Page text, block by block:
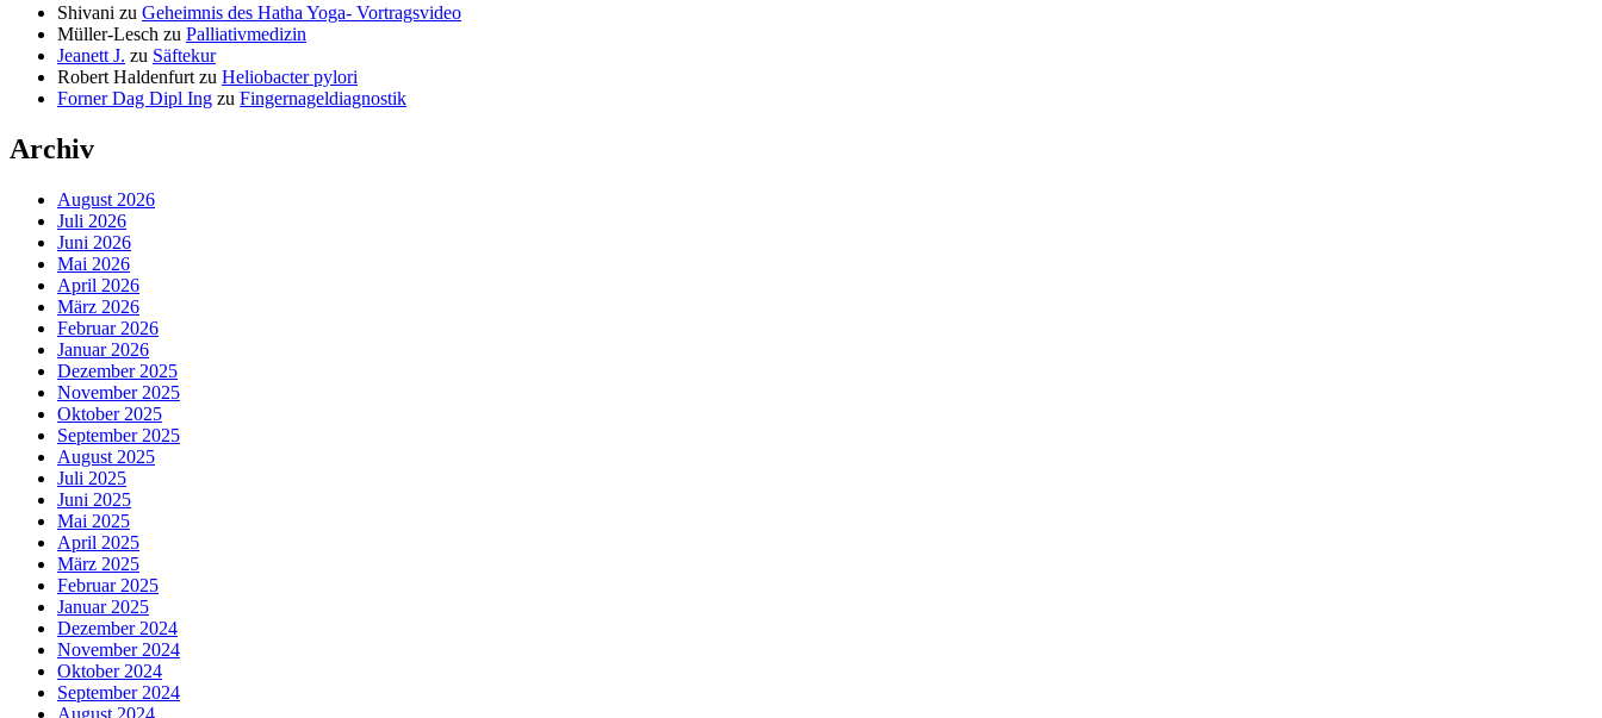
Shivani zu Geheimnis des Hatha Yoga- Vortragsvideo
Müller-Lesch zu Palliativmedizin
Jeanett J. zu Säftekur
Robert Haldenfurt zu Heliobacter pylori
Forner Dag Dipl Ing zu Fingernageldiagnostik
Archiv
August 2026
Juli 2026
Juni 2026
Mai 2026
April 2026
März 2026
Februar 2026
Januar 2026
Dezember 2025
November 2025
Oktober 2025
September 2025
August 2025
Juli 2025
Juni 2025
Mai 2025
April 2025
März 2025
Februar 2025
Januar 2025
Dezember 2024
November 2024
Oktober 2024
September 2024
August 2024